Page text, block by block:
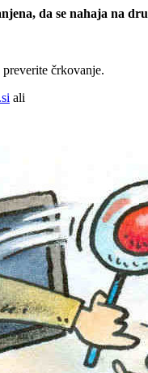
da se nahaja na
črkovanje.
ali